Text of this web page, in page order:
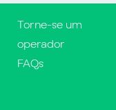
Torne-se um
operador
FAQs